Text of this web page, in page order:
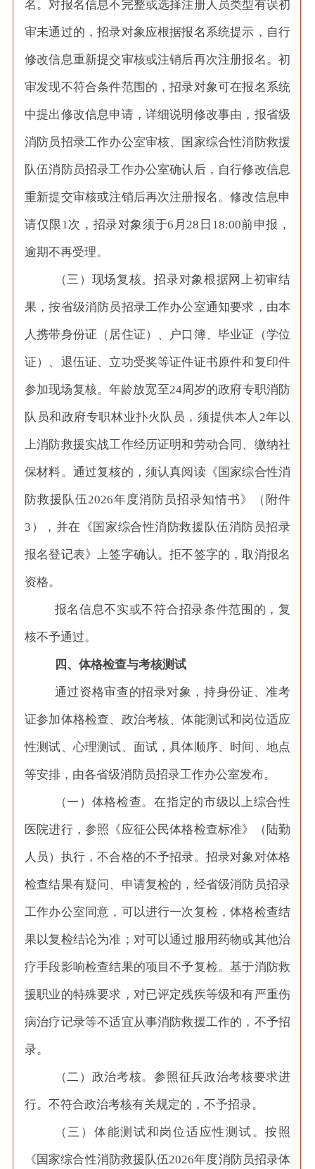
名。对报名信息不完整或选择注册人员类型有误初
审未通过的，招录对象应根据报名系统提示，自行
修改信息重新提交审核或注销后再次注册报名。初
审发现不符合条件范围的，招录对象可在报名系统
中提出修改信息申请，详细说明修改事由，报省级
消防员招录工作办公室审核、国家综合性消防救援
队伍消防员招录工作办公室确认后，自行修改信息
重新提交审核或注销后再次注册报名。修改信息申
请仅限 1次，招录对象须于6月28日18:00前申报，
逾期不再受理。
（三）现场复核。招录对象根据网上初审结
果，按省级消防员招录工作办公室通知要求，由本
人携带身份证（居住证）、户口簿、毕业证（学位
证）、退伍证、立功受奖等证件证书原件和复印件
参加现场复核。年龄放宽至24周岁的政府专职消防
队员和政府专职林业扑火队员，须提供本人2年以
上消防救援实战工作经历证明和劳动合同、缴纳社
保材料。通过复核的，须认真阅读《国家综合性消
防救援队伍2026年度消防员招录知情书》（附件
3），并在《国家综合性消防救援队伍消防员招录
报名登记表》上签字确认。拒不签字的，取消报名
资格。
报名信息不实或不符合招录条件范围的，复
核不予通过。
四、体格检查与考核测试
通过资格审查的招录对象，持身份证、准考
证参加体格检查、政治考核、体能测试和岗位适应
性测试、心理测试、面试，具体顺序、时间、地点
等安排，由各省级消防员招录工作办公室发布。
（一）体格检查。在指定的市级以上综合性
医院进行，参照《应征公民体格检查标准》（陆勤
人员）执行，不合格的不予招录。招录对象对体格
检查结果有疑问、申请复检的，经省级消防员招录
工作办公室同意，可以进行一次复检，体格检查结
果以复检结论为准；对可以通过服用药物或其他治
疗手段影响检查结果的项目不予复检。基于消防救
援职业的特殊要求，对已评定残疾等级和有严重伤
病治疗记录等不适宜从事消防救援工作的，不予招
录。
（二）政治考核。参照征兵政治考核要求进
行。不符合政治考核有关规定的，不予招录。
（三）体能测试和岗位适应性测试。按照
《国家综合性消防救援队伍2026年度消防员招录体